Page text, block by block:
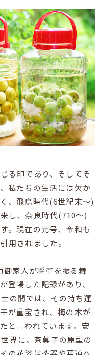
る印であり、そしてそ
私たちの生活には欠か
、飛鳥時代(6世紀末～)
し、奈良時代(710～)
。現在の元号、令和も
用されました。
家人が将軍を振る舞
登場した記録があり、
の間では、その持ち運
が重宝され、梅の木が
と言われています。安
界に、茶菓子の原型の